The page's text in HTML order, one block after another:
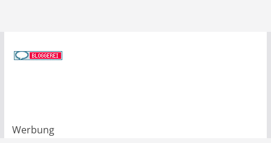
Werbung